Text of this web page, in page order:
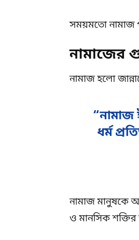
সময়মতো নামাজ
নামাজের
নামাজ হলো
“নামাজ
ধর্ম
নামাজ মানুষকে
ও মানসিক